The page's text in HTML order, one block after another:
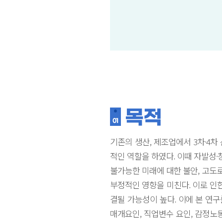
01 목적
기존의 생산, 제조업에서 3차·4
적인 역할을 하였다. 이때 자발성
불가능한 미래에 대한 불안, 고도
부정적인 영향을 미친다. 이로
결될 가능성이 높다. 이에 본 연
매개요인, 직업변수 요인, 감정